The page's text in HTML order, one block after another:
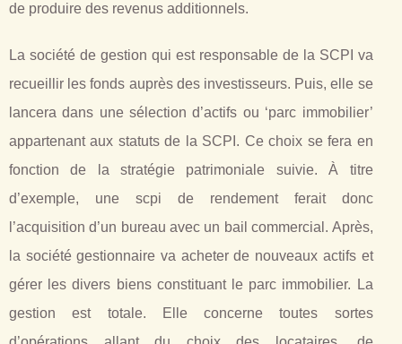
de produire des revenus additionnels.
La société de gestion qui est responsable de la SCPI va
recueillir les fonds auprès des investisseurs. Puis, elle se
lancera dans une sélection d’actifs ou ‘parc immobilier’
appartenant aux statuts de la SCPI. Ce choix se fera en
fonction de la stratégie patrimoniale suivie. À titre
d’exemple, une scpi de rendement ferait donc
l’acquisition d’un bureau avec un bail commercial. Après,
la société gestionnaire va acheter de nouveaux actifs et
gérer les divers biens constituant le parc immobilier. La
gestion est totale. Elle concerne toutes sortes